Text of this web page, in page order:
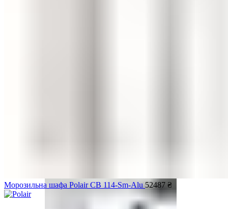
Морозильна шафа Polair CB 114-Sm-Alu52487 ₴